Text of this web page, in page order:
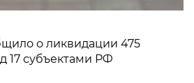
о ликвидации 475
17 субъектами РФ